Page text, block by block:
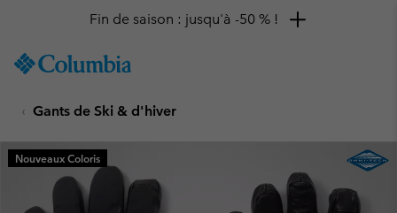
TO
SKIP
MAIN
NAV
SKIP
Fin de saison : jusqu'à -50 % !
Gants de Ski & d'hiver
Nouveaux Coloris